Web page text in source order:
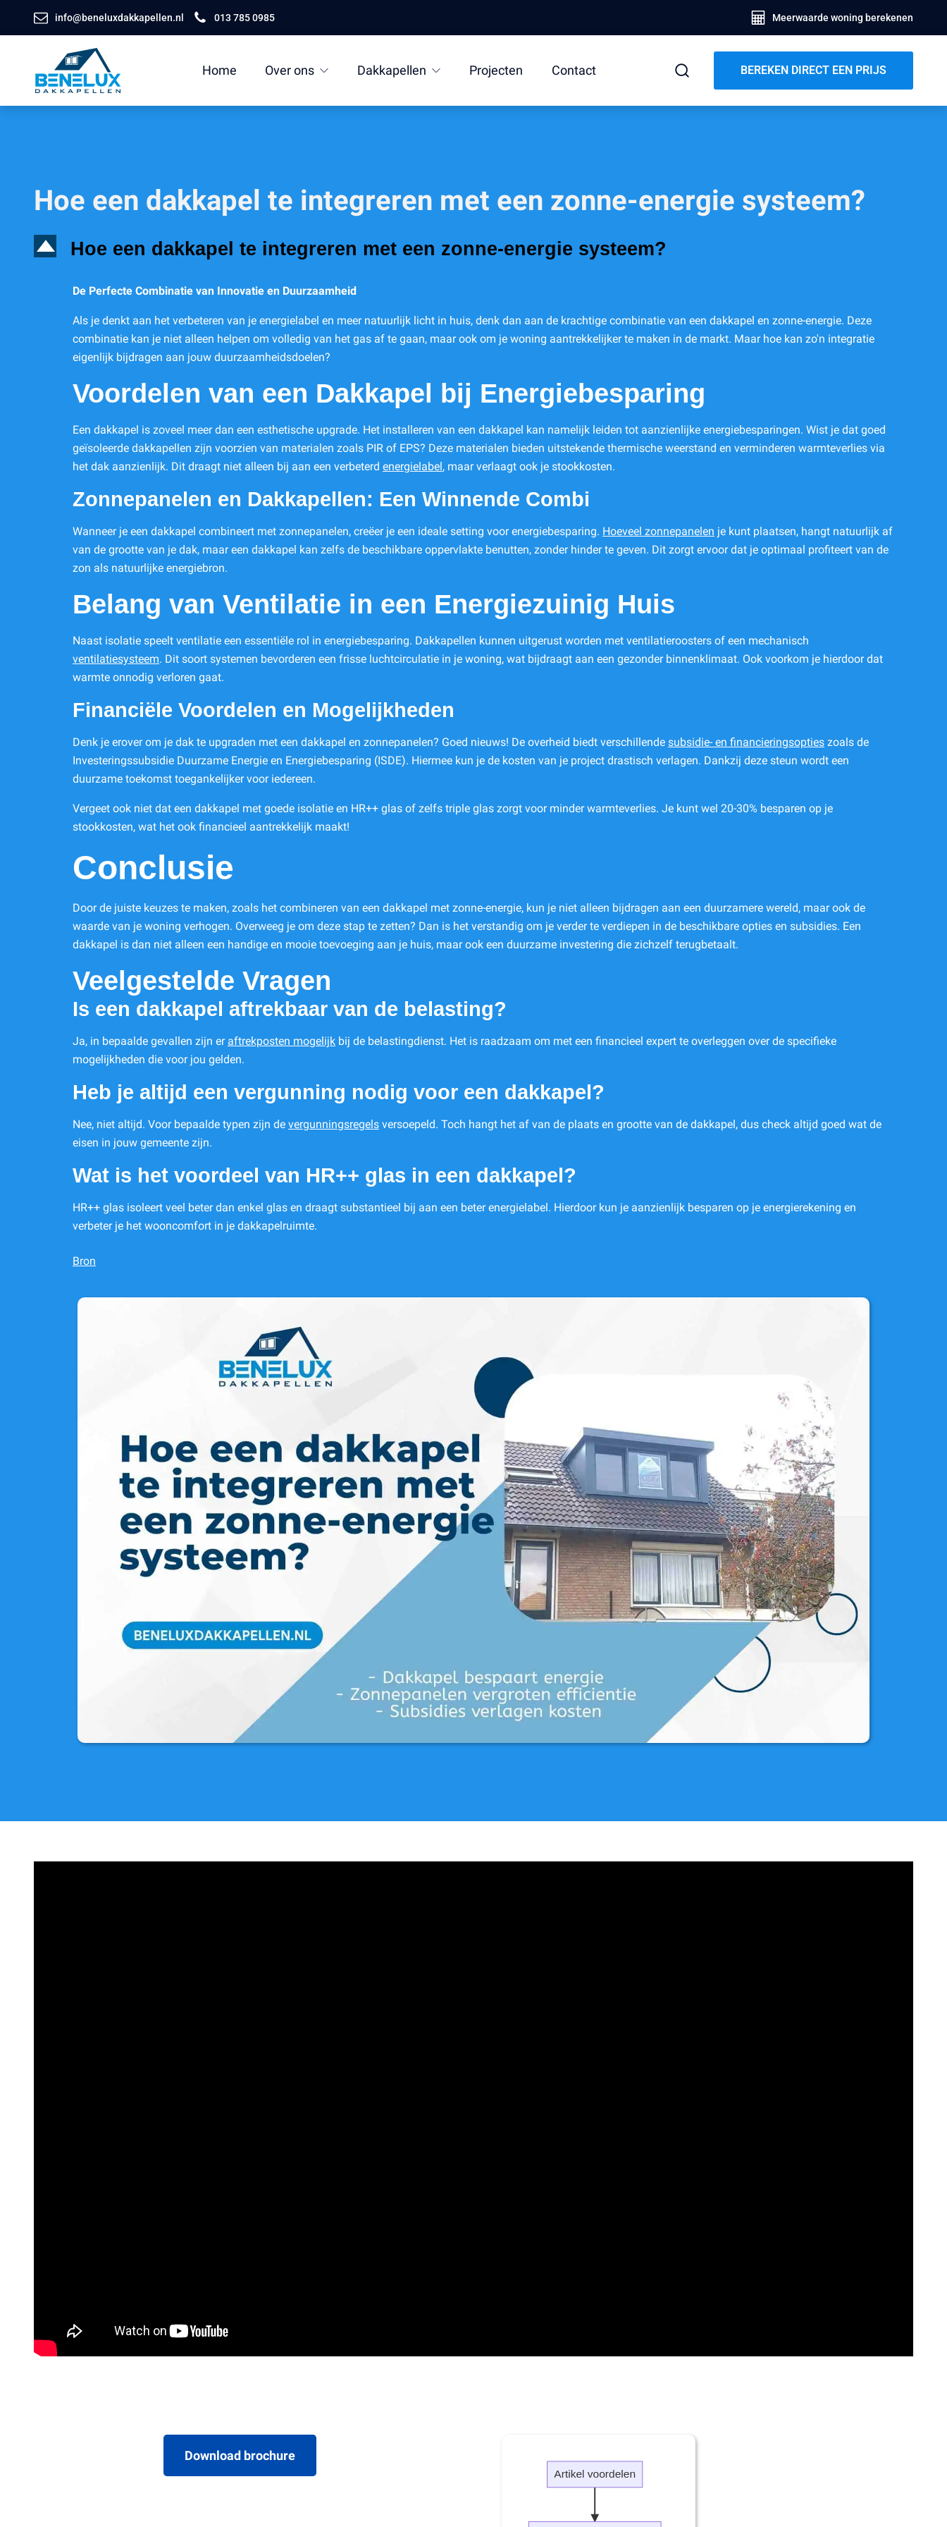
info@beneluxdakkapellen.nl 013 785 0985 Meerwaarde woning berekenen
Home Over ons Dakkapellen Projecten Contact BEREKEN DIRECT EEN PRIJS
Hoe een dakkapel te integreren met een zonne-energie systeem?
D Hoe een dakkapel te integreren met een zonne-energie systeem?
De Perfecte Combinatie van Innovatie en Duurzaamheid
Als je denkt aan het verbeteren van je energielabel en meer natuurlijk licht in huis, denk dan aan de krachtige combinatie van een dakkapel en zonne-energie. Deze
combinatie kan je niet alleen helpen om volledig van het gas af te gaan, maar ook om je woning aantrekkelijker te maken in de markt. Maar hoe kan zo'n integratie
eigenlijk bijdragen aan jouw duurzaamheidsdoelen?
Voordelen van een Dakkapel bij Energiebesparing
Een dakkapel is zoveel meer dan een esthetische upgrade. Het installeren van een dakkapel kan namelijk leiden tot aanzienlijke energiebesparingen. Wist je dat goed
geïsoleerde dakkapellen zijn voorzien van materialen zoals PIR of EPS? Deze materialen bieden uitstekende thermische weerstand en verminderen warmteverlies via
het dak aanzienlijk. Dit draagt niet alleen bij aan een verbeterd energielabel, maar verlaagt ook je stookkosten.
Zonnepanelen en Dakkapellen: Een Winnende Combi
Wanneer je een dakkapel combineert met zonnepanelen, creëer je een ideale setting voor energiebesparing. Hoeveel zonnepanelen je kunt plaatsen, hangt natuurlijk af
van de grootte van je dak, maar een dakkapel kan zelfs de beschikbare oppervlakte benutten, zonder hinder te geven. Dit zorgt ervoor dat je optimaal profiteert van de
zon als natuurlijke energiebron.
Belang van Ventilatie in een Energiezuinig Huis
Naast isolatie speelt ventilatie een essentiële rol in energiebesparing. Dakkapellen kunnen uitgerust worden met ventilatieroosters of een mechanisch
ventilatiesysteem. Dit soort systemen bevorderen een frisse luchtcirculatie in je woning, wat bijdraagt aan een gezonder binnenklimaat. Ook voorkom je hierdoor dat
warmte onnodig verloren gaat.
Financiële Voordelen en Mogelijkheden
Denk je erover om je dak te upgraden met een dakkapel en zonnepanelen? Goed nieuws! De overheid biedt verschillende subsidie- en financieringsopties zoals de
Investeringssubsidie Duurzame Energie en Energiebesparing (ISDE). Hiermee kun je de kosten van je project drastisch verlagen. Dankzij deze steun wordt een
duurzame toekomst toegankelijker voor iedereen.
Vergeet ook niet dat een dakkapel met goede isolatie en HR++ glas of zelfs triple glas zorgt voor minder warmteverlies. Je kunt wel 20-30% besparen op je
stookkosten, wat het ook financieel aantrekkelijk maakt!
Conclusie
Door de juiste keuzes te maken, zoals het combineren van een dakkapel met zonne-energie, kun je niet alleen bijdragen aan een duurzamere wereld, maar ook de
waarde van je woning verhogen. Overweeg je om deze stap te zetten? Dan is het verstandig om je verder te verdiepen in de beschikbare opties en subsidies. Een
dakkapel is dan niet alleen een handige en mooie toevoeging aan je huis, maar ook een duurzame investering die zichzelf terugbetaalt.
Veelgestelde Vragen
Is een dakkapel aftrekbaar van de belasting?
Ja, in bepaalde gevallen zijn er aftrekposten mogelijk bij de belastingdienst. Het is raadzaam om met een financieel expert te overleggen over de specifieke
mogelijkheden die voor jou gelden.
Heb je altijd een vergunning nodig voor een dakkapel?
Nee, niet altijd. Voor bepaalde typen zijn de vergunningsregels versoepeld. Toch hangt het af van de plaats en grootte van de dakkapel, dus check altijd goed wat de
eisen in jouw gemeente zijn.
Wat is het voordeel van HR++ glas in een dakkapel?
HR++ glas isoleert veel beter dan enkel glas en draagt substantieel bij aan een beter energielabel. Hierdoor kun je aanzienlijk besparen op je energierekening en
verbeter je het wooncomfort in je dakkapelruimte.
Bron
Download brochure